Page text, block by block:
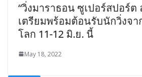
“วิ่งมาราธอน ซูเปอร์สปอร์ต
เตรียมพร้อมต้อนรับนักวิ่งจา
โลก 11-12 มิ.ย. นี้
May 18, 2022